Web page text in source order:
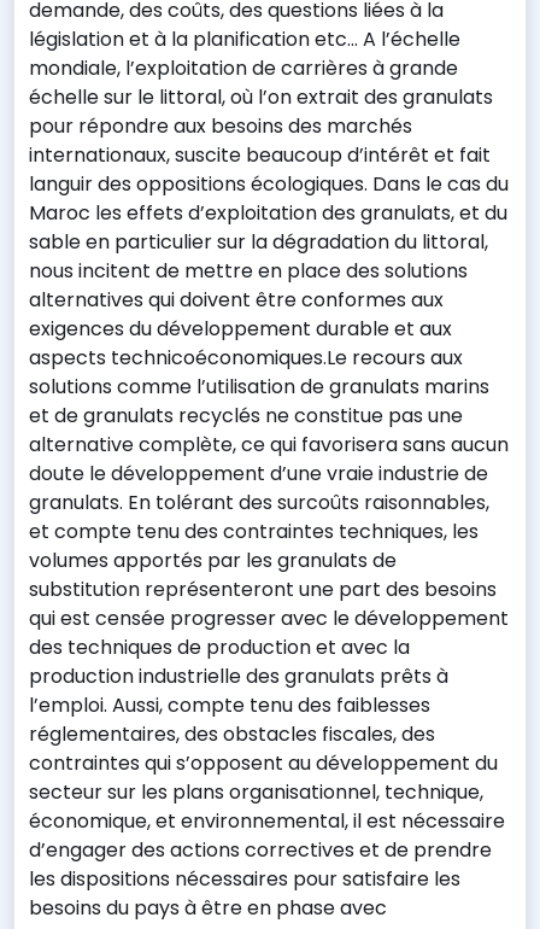
demande, des coûts, des questions liées à la
législation et à la planification etc... A l’échelle
mondiale, l’exploitation de carrières à grande
échelle sur le littoral, où l’on extrait des granulats
pour répondre aux besoins des marchés
internationaux, suscite beaucoup d’intérêt et fait
languir des oppositions écologiques. Dans le cas du
Maroc les effets d’exploitation des granulats, et du
sable en particulier sur la dégradation du littoral,
nous incitent de mettre en place des solutions
alternatives qui doivent être conformes aux
exigences du développement durable et aux
aspects technicoéconomiques.Le recours aux
solutions comme l’utilisation de granulats marins
et de granulats recyclés ne constitue pas une
alternative complète, ce qui favorisera sans aucun
doute le développement d’une vraie industrie de
granulats. En tolérant des surcoûts raisonnables,
et compte tenu des contraintes techniques, les
volumes apportés par les granulats de
substitution représenteront une part des besoins
qui est censée progresser avec le développement
des techniques de production et avec la
production industrielle des granulats prêts à
l’emploi. Aussi, compte tenu des faiblesses
réglementaires, des obstacles fiscales, des
contraintes qui s’opposent au développement du
secteur sur les plans organisationnel, technique,
économique, et environnemental, il est nécessaire
d’engager des actions correctives et de prendre
les dispositions nécessaires pour satisfaire les
besoins du pays à être en phase avec